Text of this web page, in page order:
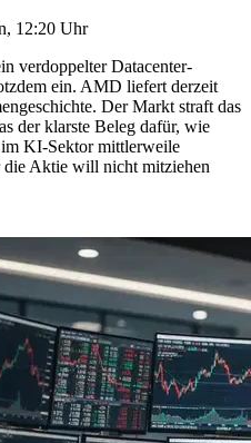
12:20 Uhr
verdoppelter Datacenter-
ein. AMD liefert derzeit
Der Markt straft das
der klarste Beleg dafür, wie
KI-Sektor mittlerweile
die Aktie will nicht mitziehen